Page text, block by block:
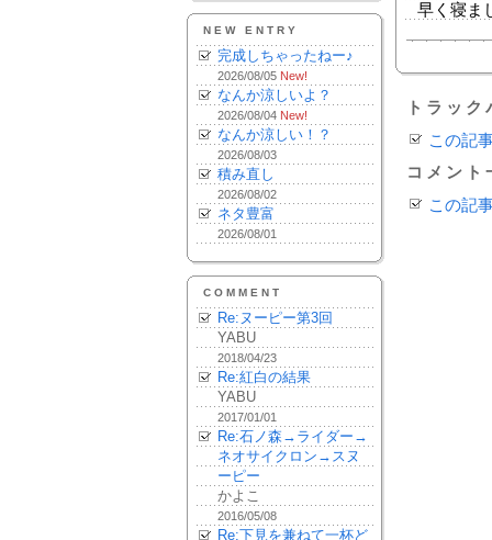
NEW ENTRY
完成しちゃったねー♪
2026/08/05 New!
なんか涼しいよ？
2026/08/04 New!
なんか涼しい！？
2026/08/03
積み直し
2026/08/02
ネタ豊富
2026/08/01
COMMENT
Re:ヌーピー第3回
YABU
2018/04/23
Re:紅白の結果
YABU
2017/01/01
Re:石ノ森→ライダー→
ネオサイクロン→スヌ
ーピー
かよこ
2016/05/08
Re:下見を兼ねて一杯ど
早く寝ま
トラッ
この記
コメント
この記